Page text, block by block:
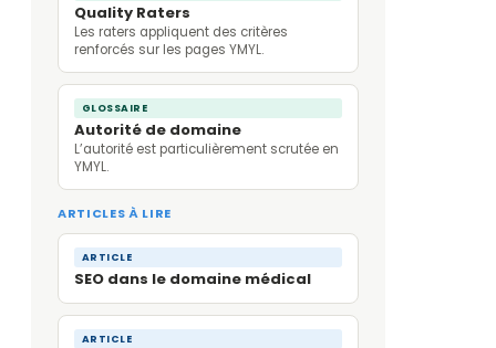
Quality Raters
Les raters appliquent des critères
renforcés sur les pages YMYL.
GLOSSAIRE
Autorité de domaine
L’autorité est particulièrement scrutée en
YMYL.
ARTICLES À LIRE
ARTICLE
SEO dans le domaine médical
ARTICLE